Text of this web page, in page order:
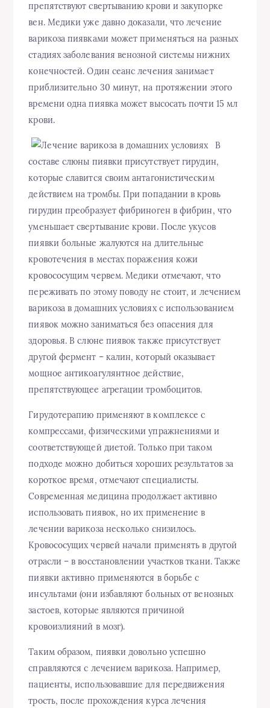
препятствуют свертыванию крови и закупорке
вен. Медики уже давно доказали, что лечение
варикоза пиявками может применяться на разных
стадиях заболевания венозной системы нижних
конечностей. Один сеанс лечения занимает
приблизительно 30 минут, на протяжении этого
времени одна пиявка может высосать почти 15 мл
крови.
В
составе слюны пиявки присутствует гирудин,
которые славится своим антагонистическим
действием на тромбы. При попадании в кровь
гирудин преобразует фибриноген в фибрин, что
уменьшает свертывание крови. После укусов
пиявки больные жалуются на длительные
кровотечения в местах поражения кожи
кровососущим червем. Медики отмечают, что
переживать по этому поводу не стоит, и лечением
варикоза в домашних условиях с использованием
пиявок можно заниматься без опасения для
здоровья. В слюне пиявок также присутствует
другой фермент – калин, который оказывает
мощное антикоагулянтное действие,
препятствующее агрегации тромбоцитов.
Гирудотерапию применяют в комплексе с
компрессами, физическими упражнениями и
соответствующей диетой. Только при таком
подходе можно добиться хороших результатов за
короткое время, отмечают специалисты.
Современная медицина продолжает активно
использовать пиявок, но их применение в
лечении варикоза несколько снизилось.
Кровососущих червей начали применять в другой
отрасли – в восстановлении участков ткани. Также
пиявки активно применяются в борьбе с
инсультами (они избавляют больных от венозных
застоев, которые являются причиной
кровоизлияний в мозг).
Таким образом, пиявки довольно успешно
справляются с лечением варикоза. Например,
пациенты, использовавшие для передвижения
трость, после прохождения курса лечения